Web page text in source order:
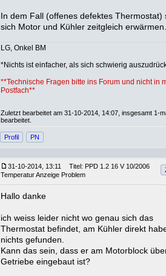
In dem Fall (offenes defektes Thermostat)
sich Motor und Kühler zeitgleich erwärmen.
LG, Onkel BM
*Nichts ist einfacher, als sich schwierig
**Technische Fragen bitte ins Forum und nicht in
Postfach**
Zuletzt bearbeitet am 31-10-2014, 14:07, insgesamt 1-
bearbeitet.
Profil PN
31-10-2014, 13:11
Titel: PPD 1.2 16 V 10/2006
Temperatur Anzeige Problem
Hallo danke
ich weiss leider nicht wo genau sich das
Thermostat befindet, am Kühler direkt
nichts gefunden.
Kann das sein, dass er am Motorblock
Getriebe eingebaut ist?